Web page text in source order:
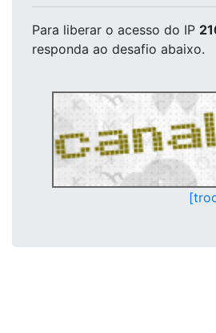
Para liberar o acesso do IP
responda ao desafio abaixo.